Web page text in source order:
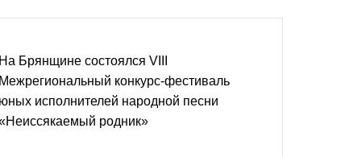
На Брянщине состоялся VIII
Межрегиональный конкурс-фестиваль
юных исполнителей народной песни
родник»